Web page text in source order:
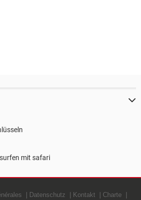
mit safari
Datenschutz Kontakt Charte